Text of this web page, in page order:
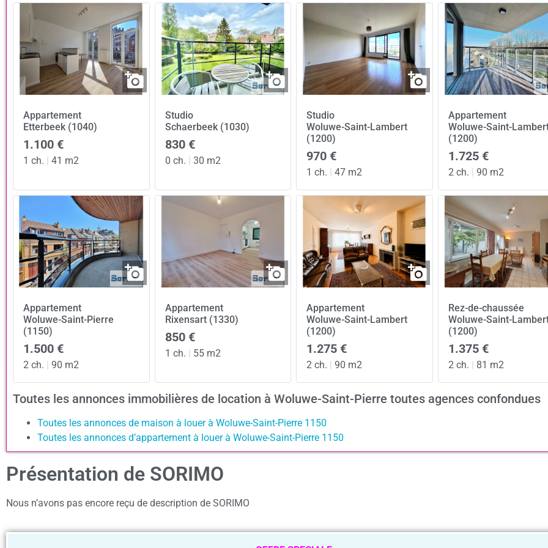
Appartement
Etterbeek (1040)
1.100 €
1 ch. | 41 m2
Studio
Schaerbeek (1030)
830 €
0 ch. | 30 m2
Studio
Woluwe-Saint-Lambert
(1200)
970 €
1 ch. | 47 m2
Appartement
Woluwe-Saint-
(1200)
1.725 €
2 ch. | 90 m2
Appartement
Woluwe-Saint-Pierre
(1150)
1.500 €
2 ch. | 90 m2
Appartement
Rixensart (1330)
850 €
1 ch. | 55 m2
Appartement
Woluwe-Saint-Lambert
(1200)
1.275 €
2 ch. | 90 m2
Rez-de-chaussée
Woluwe-Saint-
(1200)
1.375 €
2 ch. | 81 m2
Toutes les annonces immobilières de location à Woluwe-Saint-Pierre toutes agences confondues
Toutes les annonces de maison à louer à Woluwe-Saint-Pierre 1150
Toutes les annonces d’appartement à louer à Woluwe-Saint-Pierre 1150
Présentation de SORIMO
Nous n’avons pas encore reçu de description de SORIMO